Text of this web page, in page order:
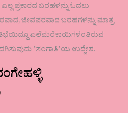
ಪ್ರಕಾರದ ಬರಹಳನ್ನು ಓದಲು
ಜೀವಪರವಾದ ಬರಹಗಳನ್ನು ಮಾತ್ರ
ಎಲೆಮರೆಕಾಯಿಗಳಂತಿರುವ
ʼಸಂಗಾತಿʼಯ ಉದ್ದೇಶ.